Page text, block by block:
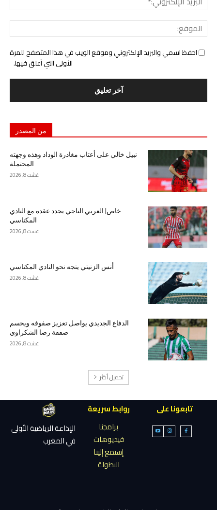
احفظ اسمي والبريد الإلكتروني وموقع الويب في هذا المتصفح للمرة
الأولى التي أعلق فيها.
من المصدر
نبيل خالي على أعتاب مغادرة الوداد وهذه وجهته
المحتملة
غشت 8, 2026
خاص| العربي الناجي يجدد عقده مع النادي
المكناسي
غشت 8, 2026
أنس الزنيتي يتجه نحو النادي المكناسي
غشت 8, 2026
الدفاع الجديدي يواصل تعزيز صفوفه ويحسم
صفقة رضا الشكراوي
غشت 8, 2026
تحميل أكثر
تابعونا على
روابط سريعة
برامجنا
فيديوهات
إستمع إلينا
البطولة
الإذاعة الرياضية الأولى
في المغرب